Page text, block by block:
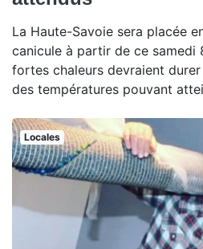
La Haute-Savoie sera placée
canicule à partir de ce samedi
fortes chaleurs devraient
des températures pouvant
Locales